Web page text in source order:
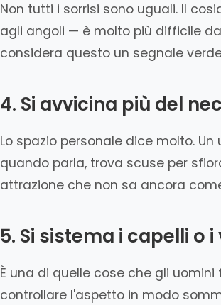
Non tutti i sorrisi sono uguali. Il
agli angoli — è molto più difficile
considera questo un segnale
4. Si avvicina più del
Lo spazio personale dice molto.
quando parla, trova scuse per
attrazione che non sa ancora
5. Si sistema i capelli o
È una di quelle cose che gli
controllare l'aspetto in modo